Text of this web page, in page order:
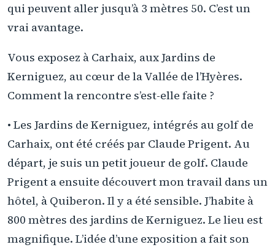
qui peuvent aller jusqu’à 3 mètres 50. C’est un
vrai avantage.
Vous exposez à Carhaix, aux Jardins de
Kerniguez, au cœur de la Vallée de l’Hyères.
Comment la rencontre s’est-elle faite ?
• Les Jardins de Kerniguez, intégrés au golf de
Carhaix, ont été créés par Claude Prigent. Au
départ, je suis un petit joueur de golf. Claude
Prigent a ensuite découvert mon travail dans un
hôtel, à Quiberon. Il y a été sensible. J’habite à
800 mètres des jardins de Kerniguez. Le lieu est
magnifique. L’idée d’une exposition a fait son